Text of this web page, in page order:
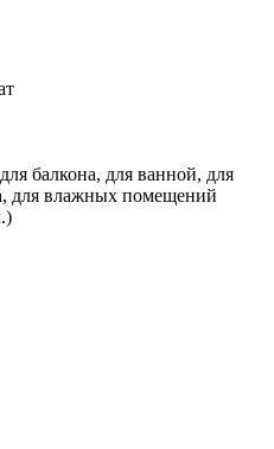
балкона, для ванной, для
для влажных помещений